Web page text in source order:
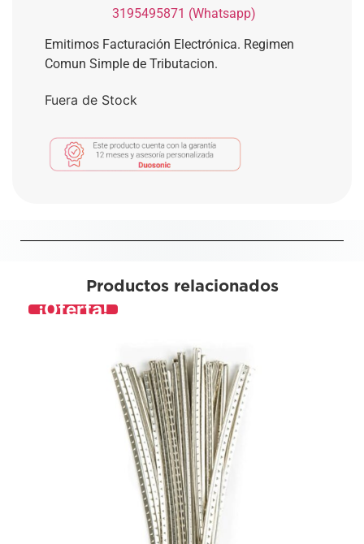
3195495871 (Whatsapp)
Emitimos Facturación Electrónica. Regimen
Comun Simple de Tributacion.
Fuera de Stock
Productos relacionados
¡Oferta!